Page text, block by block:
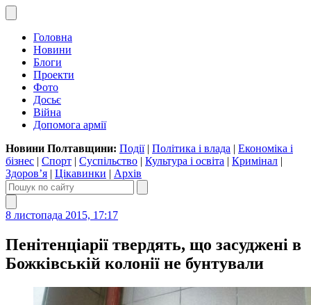
Головна
Новини
Блоги
Проекти
Фото
Досьє
Війна
Допомога армії
Новини Полтавщини: Події| Політика і влада | Економіка і
бізнес | Спорт | Суспільство | Культура і освіта | Кримінал |
Здоров’я | Цікавинки | Архів
8 листопада 2015, 17:17
Пенітенціарії твердять, що засуджені в
Божківській колонії не бунтували